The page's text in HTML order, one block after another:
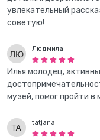
увлекательный
советую!
Людмила
Илья молодец,
музей, помог пройти в
tatjana